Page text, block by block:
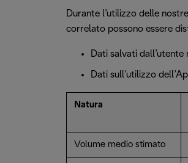
Durante l’utilizzo delle
correlato possono essere
Dati salvati dall’utente
Dati sull’utilizzo
Natura
Volume medio stimato